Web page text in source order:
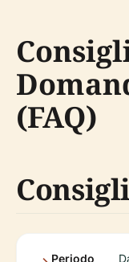
(FAQ)
Periodo